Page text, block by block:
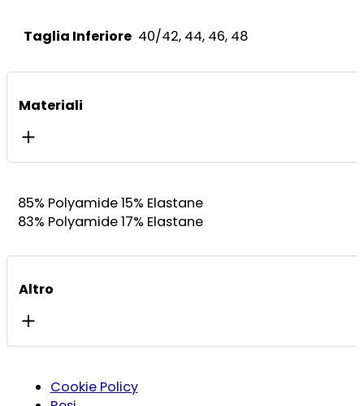
Taglia Inferiore 40/42, 44, 46, 48
Materiali
85% Polyamide 15% Elastane
83% Polyamide 17% Elastane
Altro
Cookie Policy